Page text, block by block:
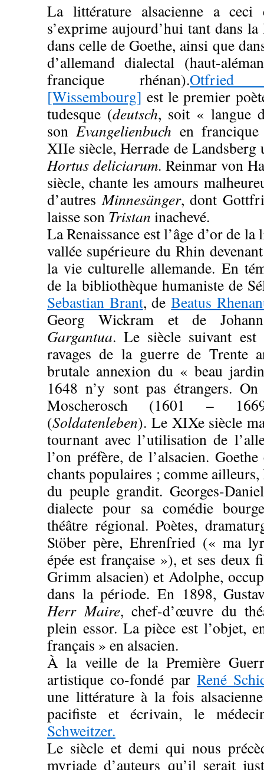
La littérature alsacienne a ceci
s’exprime aujourd’hui tant dans
dans celle de Goethe, ainsi que
d’allemand dialectal (haut-
francique rhénan).Otfried
[Wissembourg] est le premier
tudesque (deutsch, soit « langue
sonEvangelienbuch en
XIIe siècle, Herrade de
Hortus deliciarum. Reinmar von
siècle, chante les amours
d’autresMinnesänger, dont
laisse son Tristan inachevé.
La Renaissance est l’âge d’or de
vallée supérieure du Rhin
la vie culturelle allemande. En
de la bibliothèque humaniste de
Sebastian Brant, deBeatus
Georg Wickram et de
Gargantua. Le siècle suivant
ravages de la guerre de Trente
brutale annexion du « beau
1648 n’y sont pas étrangers.
Moscherosch (1601 –
(Soldatenleben). Le XIXe siècle
tournant avec l’utilisation de
l’on préfère, de l’alsacien.
chants populaires ; comme
du peuple grandit. Georges-
dialecte pour sa comédie
théâtre régional. Poètes,
Stöber père, Ehrenfried (« ma
épée est française »), et ses deux
Grimm alsacien) et Adolphe,
dans la période. En 1898,
Herr Maire, chef-d’œuvre du
plein essor. La pièce est l’objet,
français » en alsacien.
À la veille de la Première
artistique co-fondé par René
une littérature à la fois
pacifiste et écrivain, le
Schweitzer.
Le siècle et demi qui nous
myriade d’auteurs qu’il serait